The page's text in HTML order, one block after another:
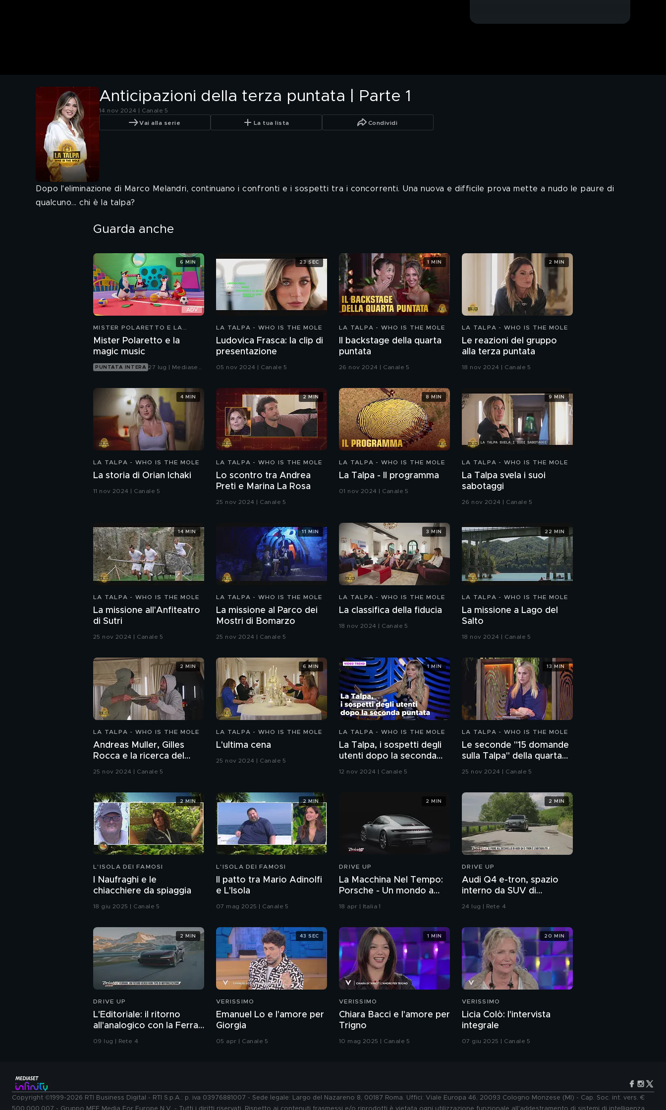
Anticipazioni della terza puntata | Parte 1
14 nov 2024 | Canale 5
Vai alla serie La tua lista Condividi
Dopo l'eliminazione di Marco Melandri, continuano i confronti e i sospetti tra i concorrenti. Una nuova e difficile prova mette a nudo le paure di
qualcuno... chi è la talpa?
Guarda anche
MISTER POLARETTO E LA
Mister Polaretto e la
magic music
PUNTATA INTERA 27 lug | Mediaset
6 MIN
LA TALPA - WHO IS THE MOLE
Ludovica Frasca: la clip di
presentazione
05 nov 2024 | Canale 5
23 SEC
LA TALPA - WHO IS THE MOLE
Il backstage della quarta
puntata
26 nov 2024 | Canale 5
1 MIN
LA TALPA - WHO IS THE MOLE
Le reazioni del gruppo
alla terza puntata
18 nov 2024 | Canale 5
2 MIN
LA TALPA - WHO IS THE MOLE
La storia di Orian Ichaki
11 nov 2024 | Canale 5
4 MIN
LA TALPA - WHO IS THE MOLE
Lo scontro tra Andrea
Preti e Marina La Rosa
25 nov 2024 | Canale 5
2 MIN
LA TALPA - WHO IS THE MOLE
La Talpa - Il programma
01 nov 2024 | Canale 5
8 MIN
LA TALPA - WHO IS THE MOLE
La Talpa svela i suoi
sabotaggi
26 nov 2024 | Canale 5
9 MIN
LA TALPA - WHO IS THE MOLE
La missione all'Anfiteatro
di Sutri
25 nov 2024 | Canale 5
14 MIN
LA TALPA - WHO IS THE MOLE
La missione al Parco dei
Mostri di Bomarzo
25 nov 2024 | Canale 5
11 MIN
LA TALPA - WHO IS THE MOLE
La classifica della fiducia
18 nov 2024 | Canale 5
3 MIN
LA TALPA - WHO IS THE MOLE
La missione a Lago del
Salto
18 nov 2024 | Canale 5
22 MIN
LA TALPA - WHO IS THE MOLE
Andreas Muller, Gilles
Rocca e la ricerca del
nome della Talpa
25 nov 2024 | Canale 5
2 MIN
LA TALPA - WHO IS THE MOLE
L'ultima cena
25 nov 2024 | Canale 5
6 MIN
LA TALPA - WHO IS THE MOLE
La Talpa, i sospetti degli
utenti dopo la seconda
12 nov 2024 | Canale 5
1 MIN
LA TALPA - WHO IS THE MOLE
Le seconde "15 domande
sulla Talpa" della quarta
25 nov 2024 | Canale 5
13 MIN
L'ISOLA DEI FAMOSI
I Naufraghi e le
chiacchiere da spiaggia
18 giu 2025 | Canale 5
2 MIN
L'ISOLA DEI FAMOSI
Il patto tra Mario Adinolfi
e L'Isola
07 mag 2025 | Canale 5
2 MIN
DRIVE UP
La Macchina Nel Tempo:
Porsche - Un mondo a
parte
18 apr | Italia 1
2 MIN
DRIVE UP
Audi Q4 e-tron, spazio
interno da SUV di
segmento superiore e
24 lug | Rete 4
2 MIN
DRIVE UP
L'Editoriale: il ritorno
all'analogico con la Ferrari
12Cilindri Manuale
09 lug | Rete 4
2 MIN
VERISSIMO
Emanuel Lo e l'amore per
Giorgia
05 apr | Canale 5
43 SEC
VERISSIMO
Chiara Bacci e l'amore per
Trigno
10 mag 2025 | Canale 5
1 MIN
VERISSIMO
Licia Colò: l'intervista
integrale
07 giu 2025 | Canale 5
20 MIN
Copyright ©1999-2026 RTI Business Digital - RTI S.p.A.: p. iva 03976881007 - Sede legale: Largo del Nazareno 8, 00187 Roma. Uffici: Viale Europa 46, 20093 Cologno Monzese (MI) - Cap. Soc. int. vers. €